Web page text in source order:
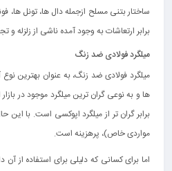
ساختار بتنی مسلح ازجمله دال‌ ها، تونل‌ ها،
برابر ارتعاشات به وجود آمده ناشی از زلزله
میلگرد فولادی ضد زنگ
میلگرد فولادی ضد زنگ، به عنوان بهترین نوع
ها و به نوعی گران‌ ترین میلگرد موجود در
برابر گران‌ تر از میلگرد اپوکسی است. با این
مواردی خاص)، پرهزینه است.